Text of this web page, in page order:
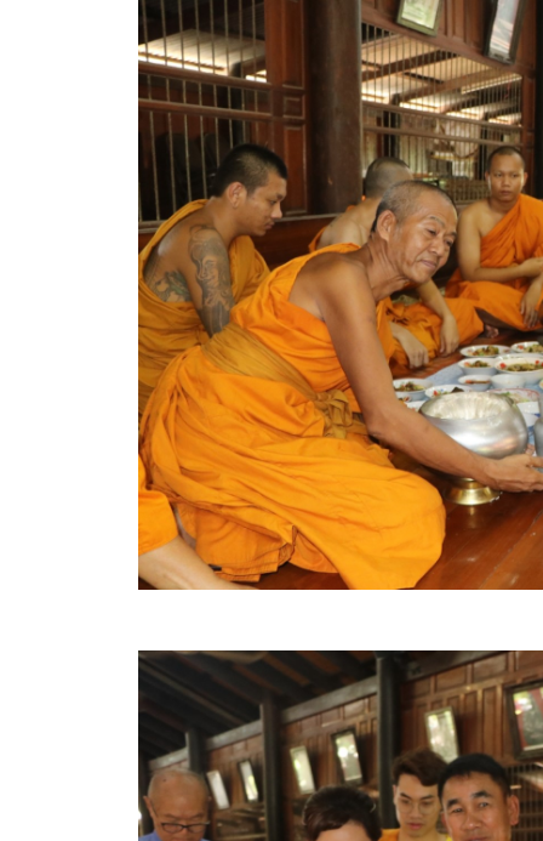
ระเบียบพัสดุฯ การจัดซื้อจัดจ้าง
การเสริมสร้างคุณธรรมจริยธรรม
ITA : การประเมินคุณธรรมและความโปร่งใสในการ
การจัดการความรู้ (KM)
ข้อระเบียบและกฎหมาย
มาตรฐานการปฏิบัติงาน
แผนพัฒนาท้องถิ่น ของอบจ.สุพรรณบุรี
ข้อบัญญัติงบประมาณรายจ่ายประจำปี ของ อบจ.สุ
ข้อบัญญัติอื่นๆ ของ อบจ.สุพรรณบุรี
รายงานรายรับรายจ่าย อบจ.สุพรรณบุรี
รายงานการติดตามและประเมินผลแผนพัฒนาท้อง